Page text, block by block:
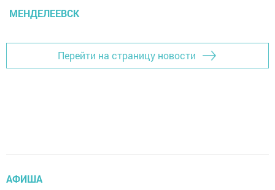
МЕНДЕЛЕЕВСК
Перейти на страницу новости
АФИША